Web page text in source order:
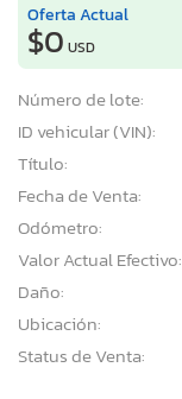
Oferta Actual
$0 USD
Número de lote:
ID vehicular (VIN):
Título:
Fecha de Venta:
Odómetro:
Valor Actual Efectivo:
Daño:
Ubicación:
Status de Venta: